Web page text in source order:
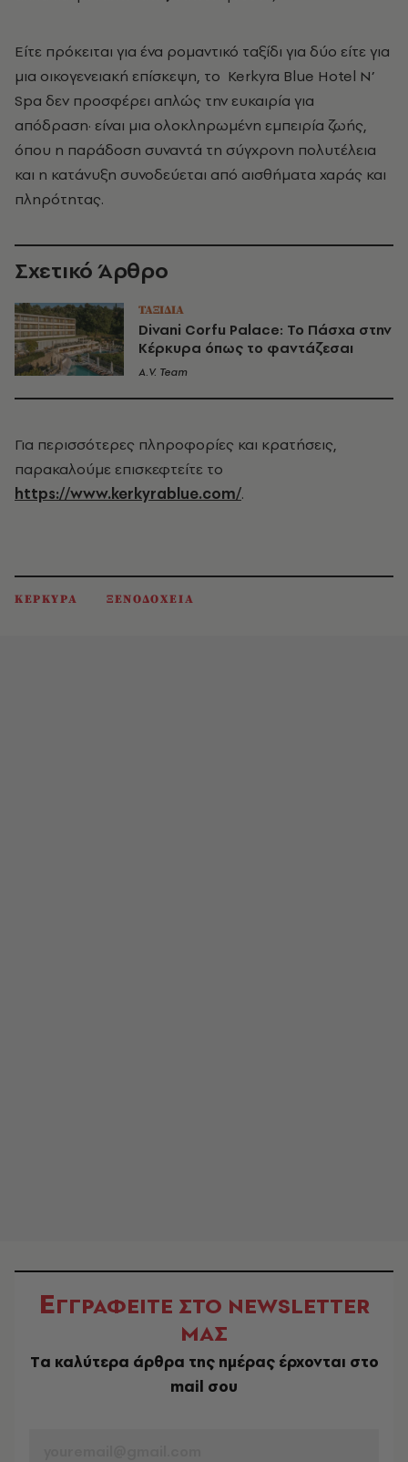
Είτε πρόκειται για ένα ρομαντικό ταξίδι για δύο είτε για
μια οικογενειακή επίσκεψη, το Kerkyra Blue Hotel N’
Spa δεν προσφέρει απλώς την ευκαιρία για
απόδραση· είναι μια ολοκληρωμένη εμπειρία ζωής,
όπου η παράδοση συναντά τη σύγχρονη πολυτέλεια
και η κατάνυξη συνοδεύεται από αισθήματα χαράς και
πληρότητας.
Σχετικό Άρθρο
ΤΑΞΙΔΙΑ
Divani Corfu Palace: Το Πάσχα στην
Κέρκυρα όπως το φαντάζεσαι
A.V. Team
Για περισσότερες πληροφορίες και κρατήσεις,
παρακαλούμε επισκεφτείτε το
https://www.kerkyrablue.com/.
ΚΕΡΚΥΡΑ ΞΕΝΟΔΟΧΕΙΑ
ΕΓΓΡΑΦΕΙΤΕ ΣΤΟ NEWSLETTER
ΜΑΣ
Tα καλύτερα άρθρα της ημέρας έρχονται στο
mail σου